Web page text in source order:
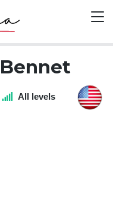
All levels